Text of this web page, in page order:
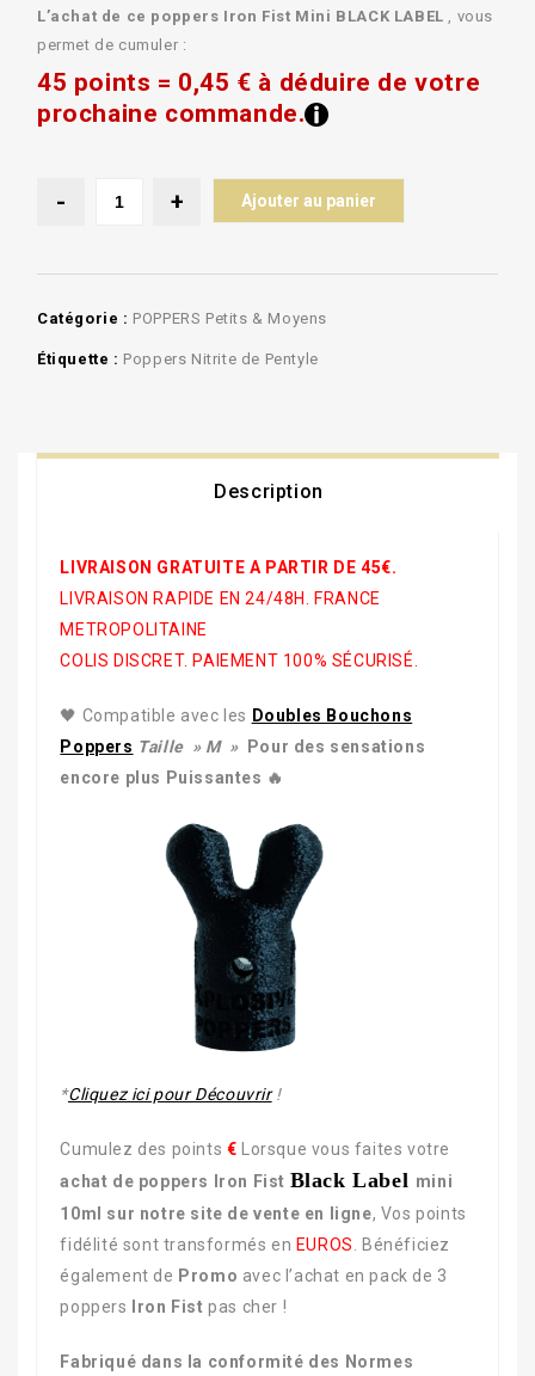
L’achat de ce poppers Iron Fist Mini BLACK LABEL , vous
permet de cumuler :
45 points = 0,45 € à déduire de votre
prochaine commande.
Ajouter au panier
Catégorie : POPPERS Petits & Moyens
Étiquette : Poppers Nitrite de Pentyle
Description
LIVRAISON GRATUITE A PARTIR DE 45€.
LIVRAISON RAPIDE EN 24/48H. FRANCE
METROPOLITAINE
COLIS DISCRET. PAIEMENT 100% SÉCURISÉ.
🖤 Compatible avec les Doubles Bouchons
Poppers Taille » M »
Pour des sensations
encore plus Puissantes 🔥
*Cliquez ici pour Découvrir!
Cumulez des points € Lorsque vous faites votre
achat de poppers Iron Fist Black Label mini
10ml sur notre site de vente en ligne, Vos points
fidélité sont transformés en EUROS. Bénéficiez
également de Promo avec l’achat en pack de 3
poppers
Iron Fist pas cher !
Fabriqué dans la conformité des Normes